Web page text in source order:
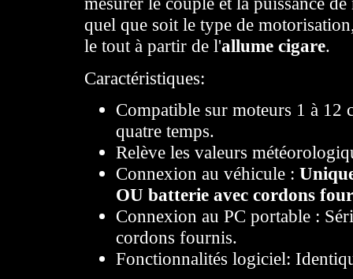
quel que soit le type de
le tout à partir de l'allume cigare.
Caractéristiques:
Compatible sur moteurs 1 à 12
quatre temps.
Relève les valeurs
Connexion au véhicule :
OU batterie avec cordons
Connexion au PC portable :
cordons fournis.
Fonctionnalités logiciel: